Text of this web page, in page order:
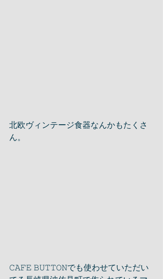
北欧ヴィンテージ食器なんかもたくさ
ん。
𝙲𝙰𝙵𝙴 𝙱𝚄𝚃𝚃𝙾𝙽でも使わせていただい